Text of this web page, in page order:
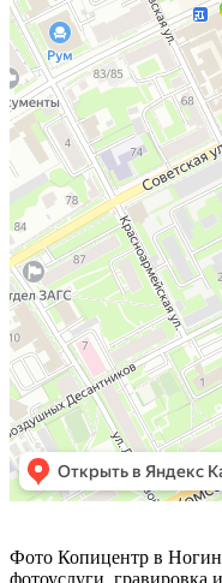
Фото Копицентр в